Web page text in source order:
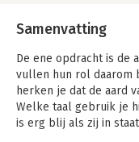
Samenvatting
De ene opdracht is de
vullen hun rol daarom
herken je dat de aard
Welke taal gebruik je
is erg blij als zij in